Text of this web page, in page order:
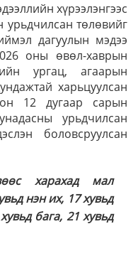
хүрээлэнгээс
урьдчилсан төлөвийг
дагуулын мэдээ
оны өвөл-хаврын
ургац, агаарын
харьцуулсан
12 дугаар сарын
урьдчилсан
боловсруулсан
харахад мал
нэн их, 17 хувьд
бага, 21 хувьд